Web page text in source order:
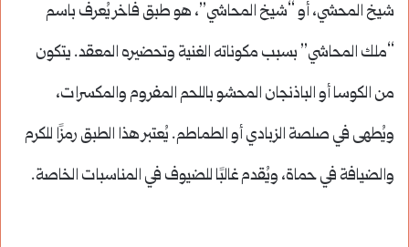
شيخ المحشي، أو “شيخ المحاشي”، هو طبق فاخر يُعرف باسم
“ملك المحاشي” بسبب مكوناته الغنية وتحضيره المعقد. يتكون
من الكوسا أو الباذنجان المحشو باللحم المفروم والمكسرات،
ويُطهى في صلصة الزبادي أو الطماطم. يُعتبر هذا الطبق رمزًا للكرم
والضيافة في حماة، ويُقدم غالبًا للضيوف في المناسبات الخاصة.